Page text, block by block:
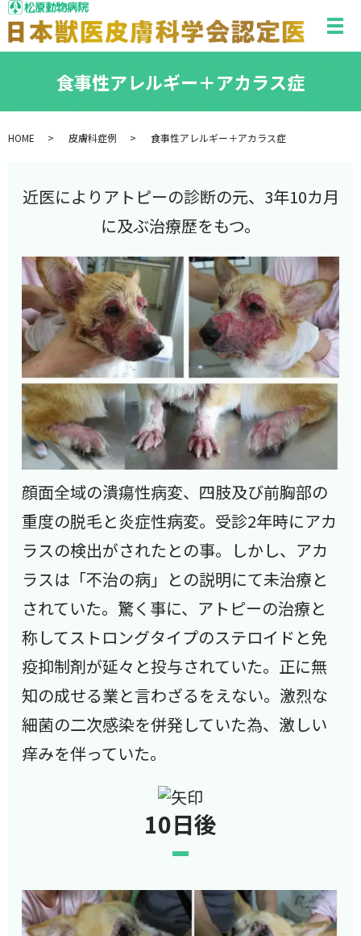
メ
食事性アレルギー＋アカラス症
HOME 皮膚科症例 食事性アレルギー＋アカラス症
近医によりアトピーの診断の元、3年10カ月
に及ぶ治療歴をもつ。
顔面全域の潰瘍性病変、四肢及び前胸部の
重度の脱毛と炎症性病変。受診2年時にアカ
ラスの検出がされたとの事。しかし、アカ
ラスは「不治の病」との説明にて未治療と
されていた。驚く事に、アトピーの治療と
称してストロングタイプのステロイドと免
疫抑制剤が延々と投与されていた。正に無
知の成せる業と言わざるをえない。激烈な
細菌の二次感染を併発していた為、激しい
痒みを伴っていた。
10日後